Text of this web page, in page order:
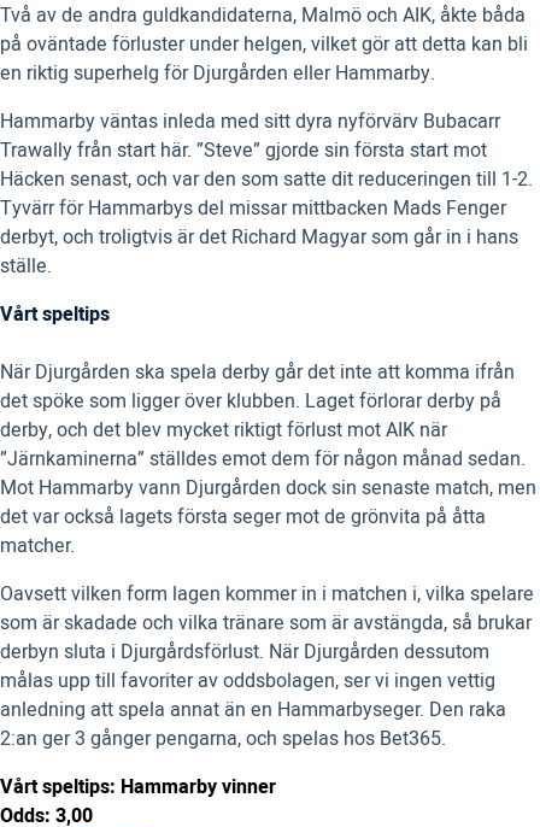
Två av de andra guldkandidaterna, Malmö och AIK, åkte båda
på oväntade förluster under helgen, vilket gör att detta kan bli
en riktig superhelg för Djurgården eller Hammarby.
Hammarby väntas inleda med sitt dyra nyförvärv Bubacarr
Trawally från start här. ”Steve” gjorde sin första start mot
Häcken senast, och var den som satte dit reduceringen till 1-2.
Tyvärr för Hammarbys del missar mittbacken Mads Fenger
derbyt, och troligtvis är det Richard Magyar som går in i hans
ställe.
Vårt speltips
När Djurgården ska spela derby går det inte att komma ifrån
det spöke som ligger över klubben. Laget förlorar derby på
derby, och det blev mycket riktigt förlust mot AIK när
”Järnkaminerna” ställdes emot dem för någon månad sedan.
Mot Hammarby vann Djurgården dock sin senaste match, men
det var också lagets första seger mot de grönvita på åtta
matcher.
Oavsett vilken form lagen kommer in i matchen i, vilka spelare
som är skadade och vilka tränare som är avstängda, så brukar
derbyn sluta i Djurgårdsförlust. När Djurgården dessutom
målas upp till favoriter av oddsbolagen, ser vi ingen vettig
anledning att spela annat än en Hammarbyseger. Den raka
2:an ger 3 gånger pengarna, och spelas hos Bet365.
Vårt speltips: Hammarby vinner
Odds: 3,00